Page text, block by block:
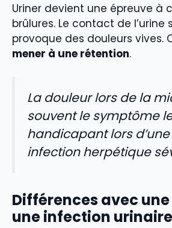
Uriner devient une épreuve à
brûlures. Le contact de l’urine
provoque des douleurs vives.
mener à une rétention.
La douleur lors de la
souvent le symptôme
handicapant lors
infection herpétique
Différences avec
une infection urinaire